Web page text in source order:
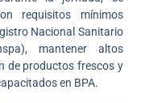
requisitos mínimos
Nacional Sanitario
mantener altos
de productos frescos y
en BPA.